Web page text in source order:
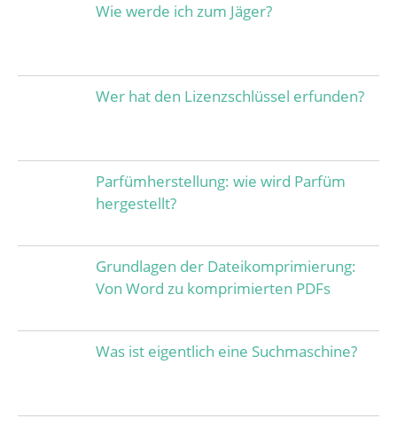
Wie werde ich zum Jäger?
Wer hat den Lizenzschlüssel erfunden?
Parfümherstellung: wie wird Parfüm
hergestellt?
Grundlagen der Dateikomprimierung:
Von Word zu komprimierten PDFs
Was ist eigentlich eine Suchmaschine?